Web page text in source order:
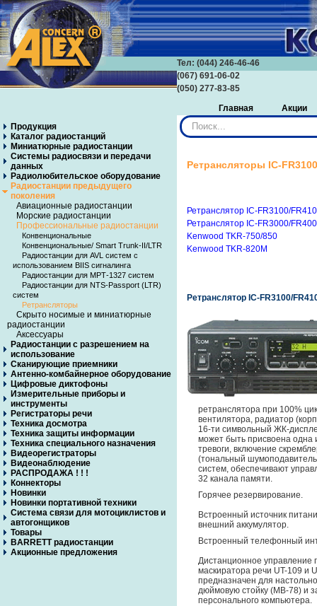
Тел: (044) 246-46-46
(067) 691-06-02
(050) 277-83-85
Главная
Акции
Продукция
Каталог радиостанций
Миниатюрные радиостанции
Системы радиосвязи и передачи
данных
Радиолюбительское оборудование
Радиостанции предыдущего
поколения
Авиационные радиостанции
Морские радиостанции
Профессиональные радиостанции
Конвенциональные
Конвенциональные/ Smart Trunk-II/LTR
Радиостанции для AVL систем с
использованием BIIS сигналинга
Радиостанции для МРТ-1327 систем
Радиостанции для NTS-Passport (LTR)
систем
Ретрансляторы
Скрыто носимые и миниатюрные
радиостанции
Аксессуары
Радиостанции с разрешением на
использование
Сканирующие приемники
Антенно-комбайнерное оборудование
Цифровые диктофоны
Измерительные приборы и
инструменты
Регистраторы речи
Техника досмотра
Техника защиты информации
Техника специального назначения
Видеорегистраторы
Видеонаблюдение
РАСПРОДАЖА ! ! !
Коннекторы
Новинки
Новинки портативной техники
Система связи для мотоциклистов и
автогонщиков
Товары
BARRETT радиостанции
Акционные предложения
Искать...
Ретрансляторы IC-
Ретранслятор IC-FR3100/
Ретранслятор IC-FR3000/
Kenwood TKR-750/850
Kenwood TKR-820M
Ретранслятор IC-FR3100/
ретранслятора при 100%
вентилятора, радиатор
16-ти символьный ЖК-
может быть присвоена одна
тревоги, включение
(тональный
систем, обеспечивают
32 канала памяти.
Горячее резервирование.
Встроенный источник
внешний аккумулятор.
Встроенный телефонный
Дистанционное управление
маскиратора речи UT-109 и
предназначен для
дюймовую стойку (МВ-78) и
персонального компьютера.